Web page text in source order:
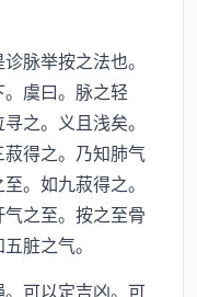
脉举按之法也。
虞曰。脉之轻
之。义且浅矣。
得之。乃知肺气
。如九菽得之。
之至。按之至骨
脏之气。
可以定吉凶。可